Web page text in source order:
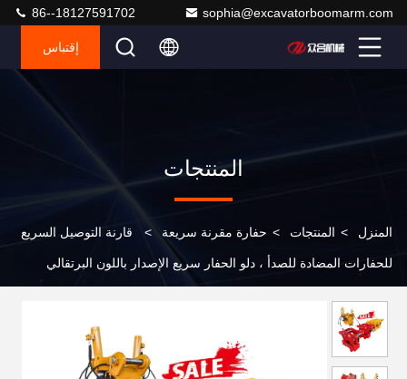
sophia@excavatorboomarm.com
86--18127591702
إقتباس
المنتجات
المنزل > المنتجات > حفارة مقرنة سريعة > قارنة التوصيل السريع
للحفارات المضادة للصدأ ، دلو الحفار سريع الإصدار باللون البرتقالي